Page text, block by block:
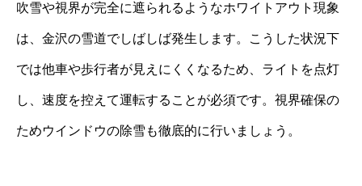
吹雪や視界が完全に遮られるようなホワイトアウト現象
は、金沢の雪道でしばしば発生します。こうした状況下
では他車や歩行者が見えにくくなるため、ライトを点灯
し、速度を控えて運転することが必須です。視界確保の
ためウインドウの除雪も徹底的に行いましょう。